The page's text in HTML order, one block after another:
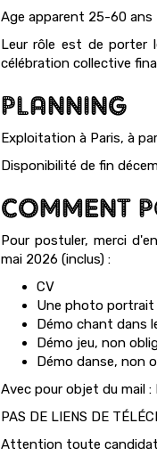
Age apparent 25-60
Leur rôle est de porter
célébration collective
PLANNING
Exploitation à Paris, à
Disponibilité de fin
COMMENT
Pour postuler, merci
mai 2026 (inclus) :
CV
Une photo portrait
Démo chant dans
Démo jeu, non
Démo danse, non
Avec pour objet du mail :
PAS DE LIENS DE
Attention toute